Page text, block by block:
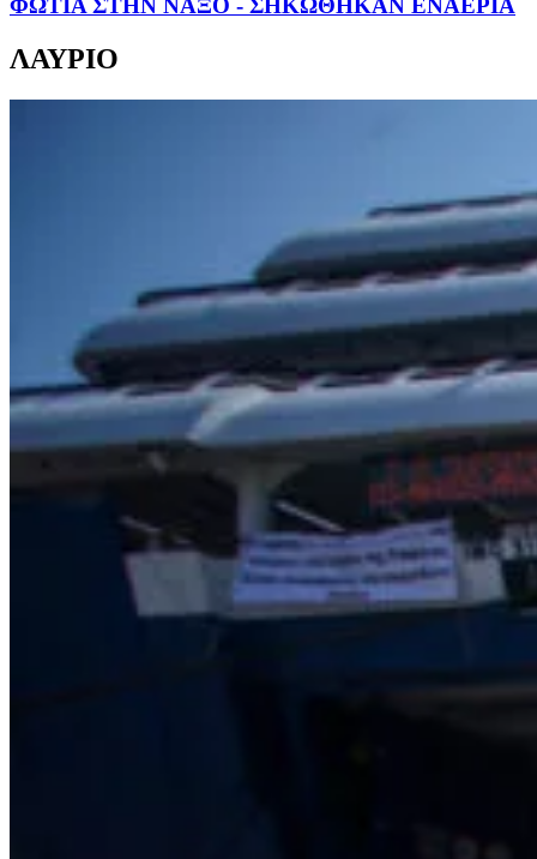
ΦΩΤΙΑ ΣΤΗΝ ΝΑΞΟ - ΣΗΚΩΘΗΚΑΝ ΕΝΑΕΡΙΑ
ΛΑΥΡΙΟ